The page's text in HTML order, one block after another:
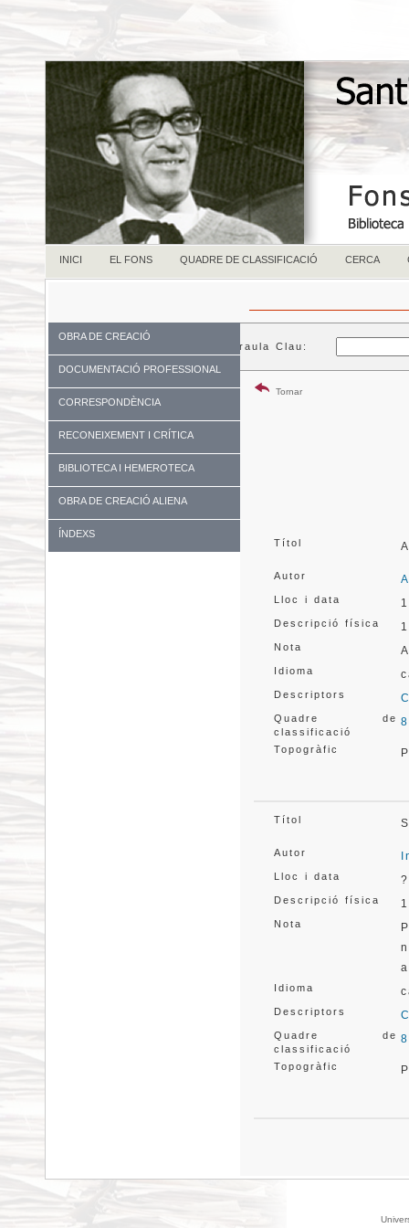
INICI EL FONS QUADRE DE CLASSIFICACIÓ CERCA
OBRA DE CREACIÓ
DOCUMENTACIÓ PROFESSIONAL
CORRESPONDÈNCIA
RECONEIXEMENT I CRÍTICA
BIBLIOTECA I HEMEROTECA
OBRA DE CREACIÓ ALIENA
ÍNDEXS
Paraula Clau:
Tornar
Títol
Autor
Lloc i data
Descripció física
Nota
Idioma
Descriptors
Quadre de
classificació
Topogràfic
Títol
Autor
Lloc i data
Descripció física
Nota
Idioma
Descriptors
Quadre de
classificació
Topogràfic